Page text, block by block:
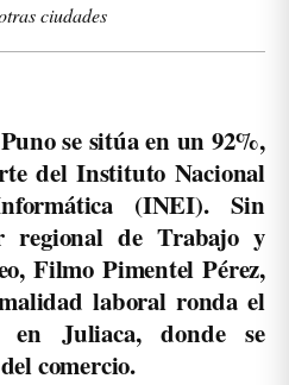
ciudades
se sitúa en un 92%,
del Instituto Nacional
(INEI). Sin
regional de Trabajo y
Filmo Pimentel Pérez,
laboral ronda el
en Juliaca, donde se
comercio.